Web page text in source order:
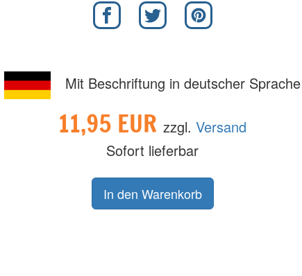
Mit Beschriftung in deutscher Sprache
11,95 EURzzgl.Versand
Sofort lieferbar